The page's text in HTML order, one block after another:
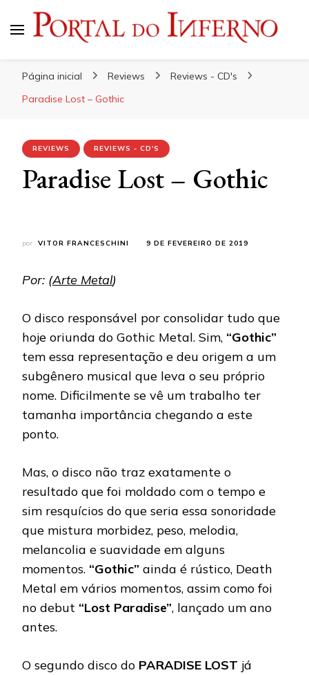
Página inicial Reviews
Reviews - CD's
Paradise Lost – Gothic
REVIEWS REVIEWS - CD'S
Paradise Lost – Gothic
por VITOR FRANCESCHINI 9 DE FEVEREIRO DE 2019
Por: (Arte Metal)
O disco responsável por consolidar tudo que
hoje oriunda do Gothic Metal. Sim, “Gothic”
tem essa representação e deu origem a um
subgênero musical que leva o seu próprio
nome. Dificilmente se vê um trabalho ter
tamanha importância chegando a este
ponto.
Mas, o disco não traz exatamente o
resultado que foi moldado com o tempo e
sim resquícios do que seria essa sonoridade
que mistura morbidez, peso, melodia,
melancolia e suavidade em alguns
momentos. “Gothic” ainda é rústico, Death
Metal em vários momentos, assim como foi
no debut “Lost Paradise”, lançado um ano
antes.
O segundo disco do PARADISE LOST já